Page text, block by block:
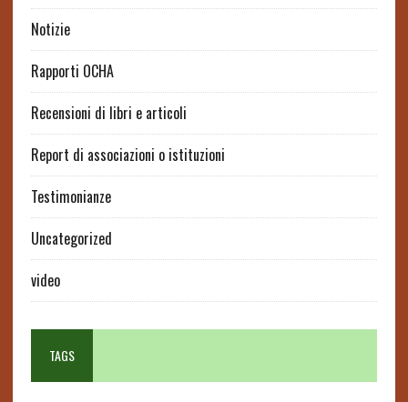
Notizie
Rapporti OCHA
Recensioni di libri e articoli
Report di associazioni o istituzioni
Testimonianze
Uncategorized
video
TAGS